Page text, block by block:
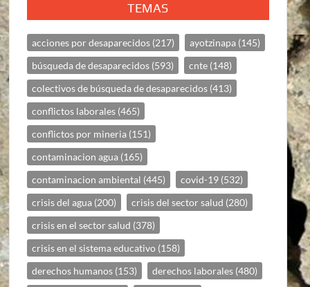
TEMAS
acciones por desaparecidos (217) ayotzinapa (145)
búsqueda de desaparecidos (593) cnte (148)
colectivos de búsqueda de desaparecidos (413)
conflictos laborales (465)
conflictos por mineria (151)
contaminacion agua (165)
contaminacion ambiental (445) covid-19 (532)
crisis del agua (200) crisis del sector salud (280)
crisis en el sector salud (378)
crisis en el sistema educativo (158)
derechos humanos (153) derechos laborales (480)